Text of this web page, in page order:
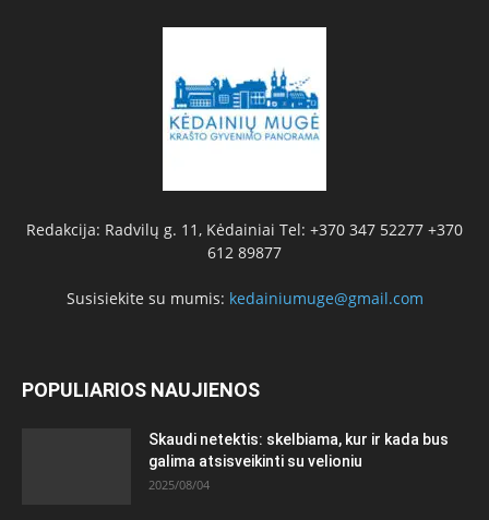
Redakcija: Radvilų g. 11, Kėdainiai Tel: +370 347 52277 +370
612 89877
Susisiekite su mumis: kedainiumuge@gmail.com
POPULIARIOS NAUJIENOS
Skaudi netektis: skelbiama, kur ir kada bus
galima atsisveikinti su velioniu
2025/08/04